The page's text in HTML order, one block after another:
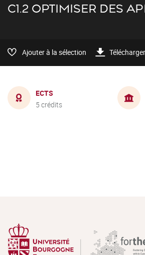
C1.2 OPTIMISER DES
Ajouter à la sélection Télécharger
ECTS
5 crédits